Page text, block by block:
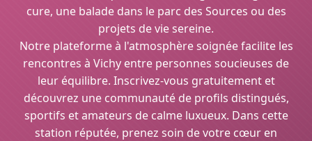
cure, une balade dans le parc des Sources ou des
projets de vie sereine.
Notre plateforme à l'atmosphère soignée facilite les
rencontres à Vichy entre personnes soucieuses de
leur équilibre. Inscrivez-vous gratuitement et
découvrez une communauté de profils distingués,
sportifs et amateurs de calme luxueux. Dans cette
station réputée, prenez soin de votre cœur en